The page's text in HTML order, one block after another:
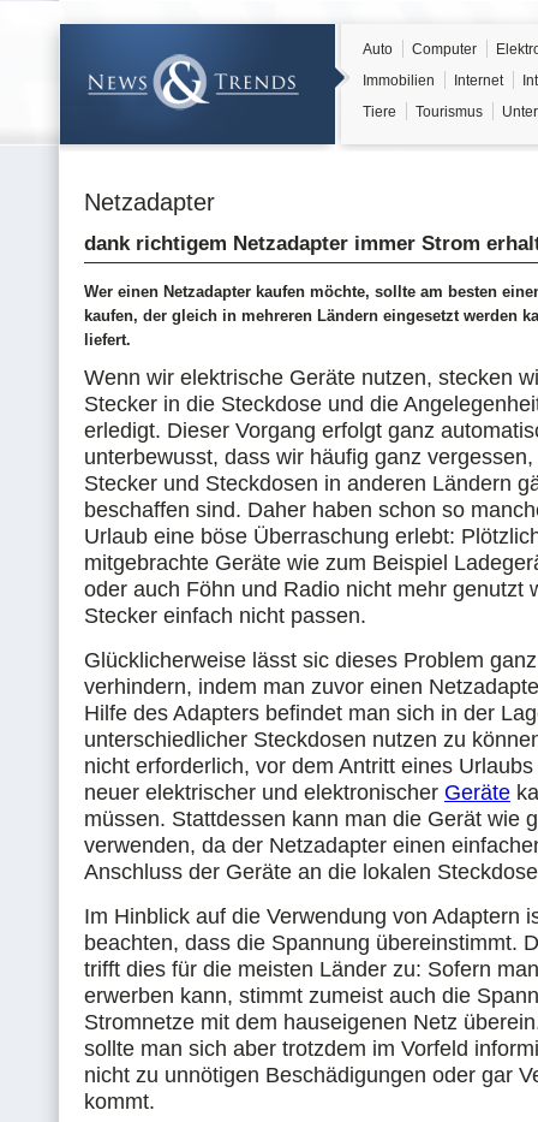
Auto Computer
Immobilien
Internet
Tiere
Tourismus
Netzadapter
dank richtigem Netzadapter immer Strom
Wer einen Netzadapter kaufen möchte, sollte am besten
kaufen, der gleich in mehreren Ländern eingesetzt werden
liefert.
Wenn wir elektrische Geräte nutzen, stecken
Stecker in die Steckdose und die
erledigt. Dieser Vorgang erfolgt ganz
unterbewusst, dass wir häufig ganz
Stecker und Steckdosen in anderen Ländern
beschaffen sind. Daher haben schon so
Urlaub eine böse Überraschung erlebt:
mitgebrachte Geräte wie zum Beispiel
oder auch Föhn und Radio nicht mehr genutzt
Stecker einfach nicht passen.
Glücklicherweise lässt sic dieses Problem
verhindern, indem man zuvor einen
Hilfe des Adapters befindet man sich in der
unterschiedlicher Steckdosen nutzen zu
nicht erforderlich, vor dem Antritt eines
neuer elektrischer und elektronischer Geräte
müssen. Stattdessen kann man die Gerät wie
verwenden, da der Netzadapter einen
Anschluss der Geräte an die lokalen
Im Hinblick auf die Verwendung von Adaptern
beachten, dass die Spannung übereinstimmt.
trifft dies für die meisten Länder zu: Sofern
erwerben kann, stimmt zumeist auch die
Stromnetze mit dem hauseigenen Netz
sollte man sich aber trotzdem im Vorfeld
nicht zu unnötigen Beschädigungen oder gar
kommt.